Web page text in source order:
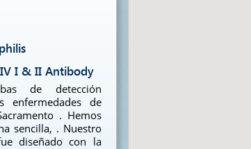
I & II Antibody
de detección
enfermedades de
. Hemos
sencilla, . Nuestro
diseñado con la